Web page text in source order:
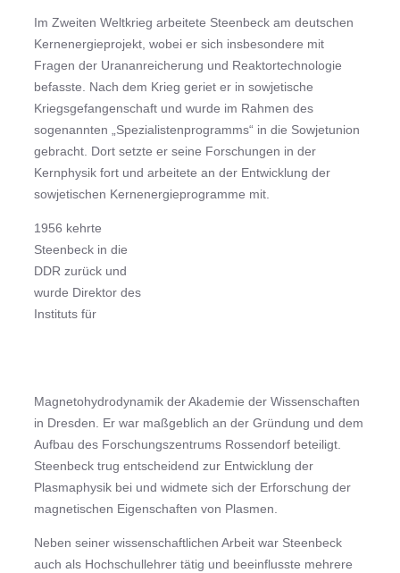
Im Zweiten Weltkrieg arbeitete Steenbeck am deutschen
Kernenergieprojekt, wobei er sich insbesondere mit
Fragen der Urananreicherung und Reaktortechnologie
befasste. Nach dem Krieg geriet er in sowjetische
Kriegsgefangenschaft und wurde im Rahmen des
sogenannten „Spezialistenprogramms“ in die Sowjetunion
gebracht. Dort setzte er seine Forschungen in der
Kernphysik fort und arbeitete an der Entwicklung der
sowjetischen Kernenergieprogramme mit.
1956 kehrte
Steenbeck in die
DDR zurück und
wurde Direktor des
Instituts für
Magnetohydrodynamik der Akademie der Wissenschaften
in Dresden. Er war maßgeblich an der Gründung und dem
Aufbau des Forschungszentrums Rossendorf beteiligt.
Steenbeck trug entscheidend zur Entwicklung der
Plasmaphysik bei und widmete sich der Erforschung der
magnetischen Eigenschaften von Plasmen.
Neben seiner wissenschaftlichen Arbeit war Steenbeck
auch als Hochschullehrer tätig und beeinflusste mehrere